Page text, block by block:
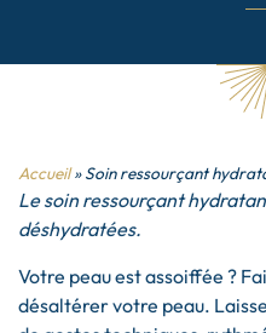
Accueil»Soin ressourçant
Le soin ressourçant
déshydratées.
Votre peau est assoiffée ?
désaltérer votre peau.